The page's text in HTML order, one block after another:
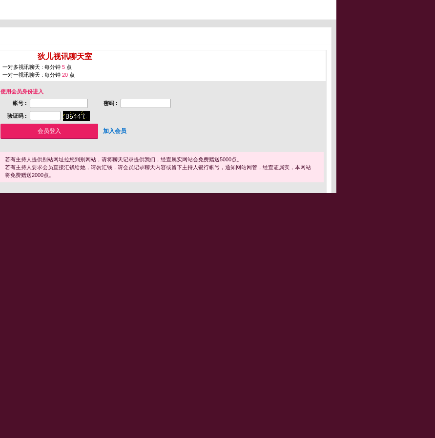
狄儿视讯聊天室
一对多视讯聊天 : 每分钟 5 点
一对一视讯聊天 : 每分钟 20 点
使用会员身份进入
帐号 :
密码 :
验证码 :
加入会员
若有主持人提供别站网址拉您到别网站，请将聊天记录提供我们，经查属实网站会免费赠送5000点。
若有主持人要求会员直接汇钱给她，请勿汇钱，请会员记录聊天内容或留下主持人银行帐号，通知网站网管，经查证属实，本网站
将免费赠送2000点。